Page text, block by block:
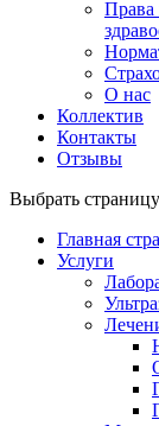
Права
О нас
Коллектив
Контакты
Отзывы
Выбрать страницу
Главная
Услуги